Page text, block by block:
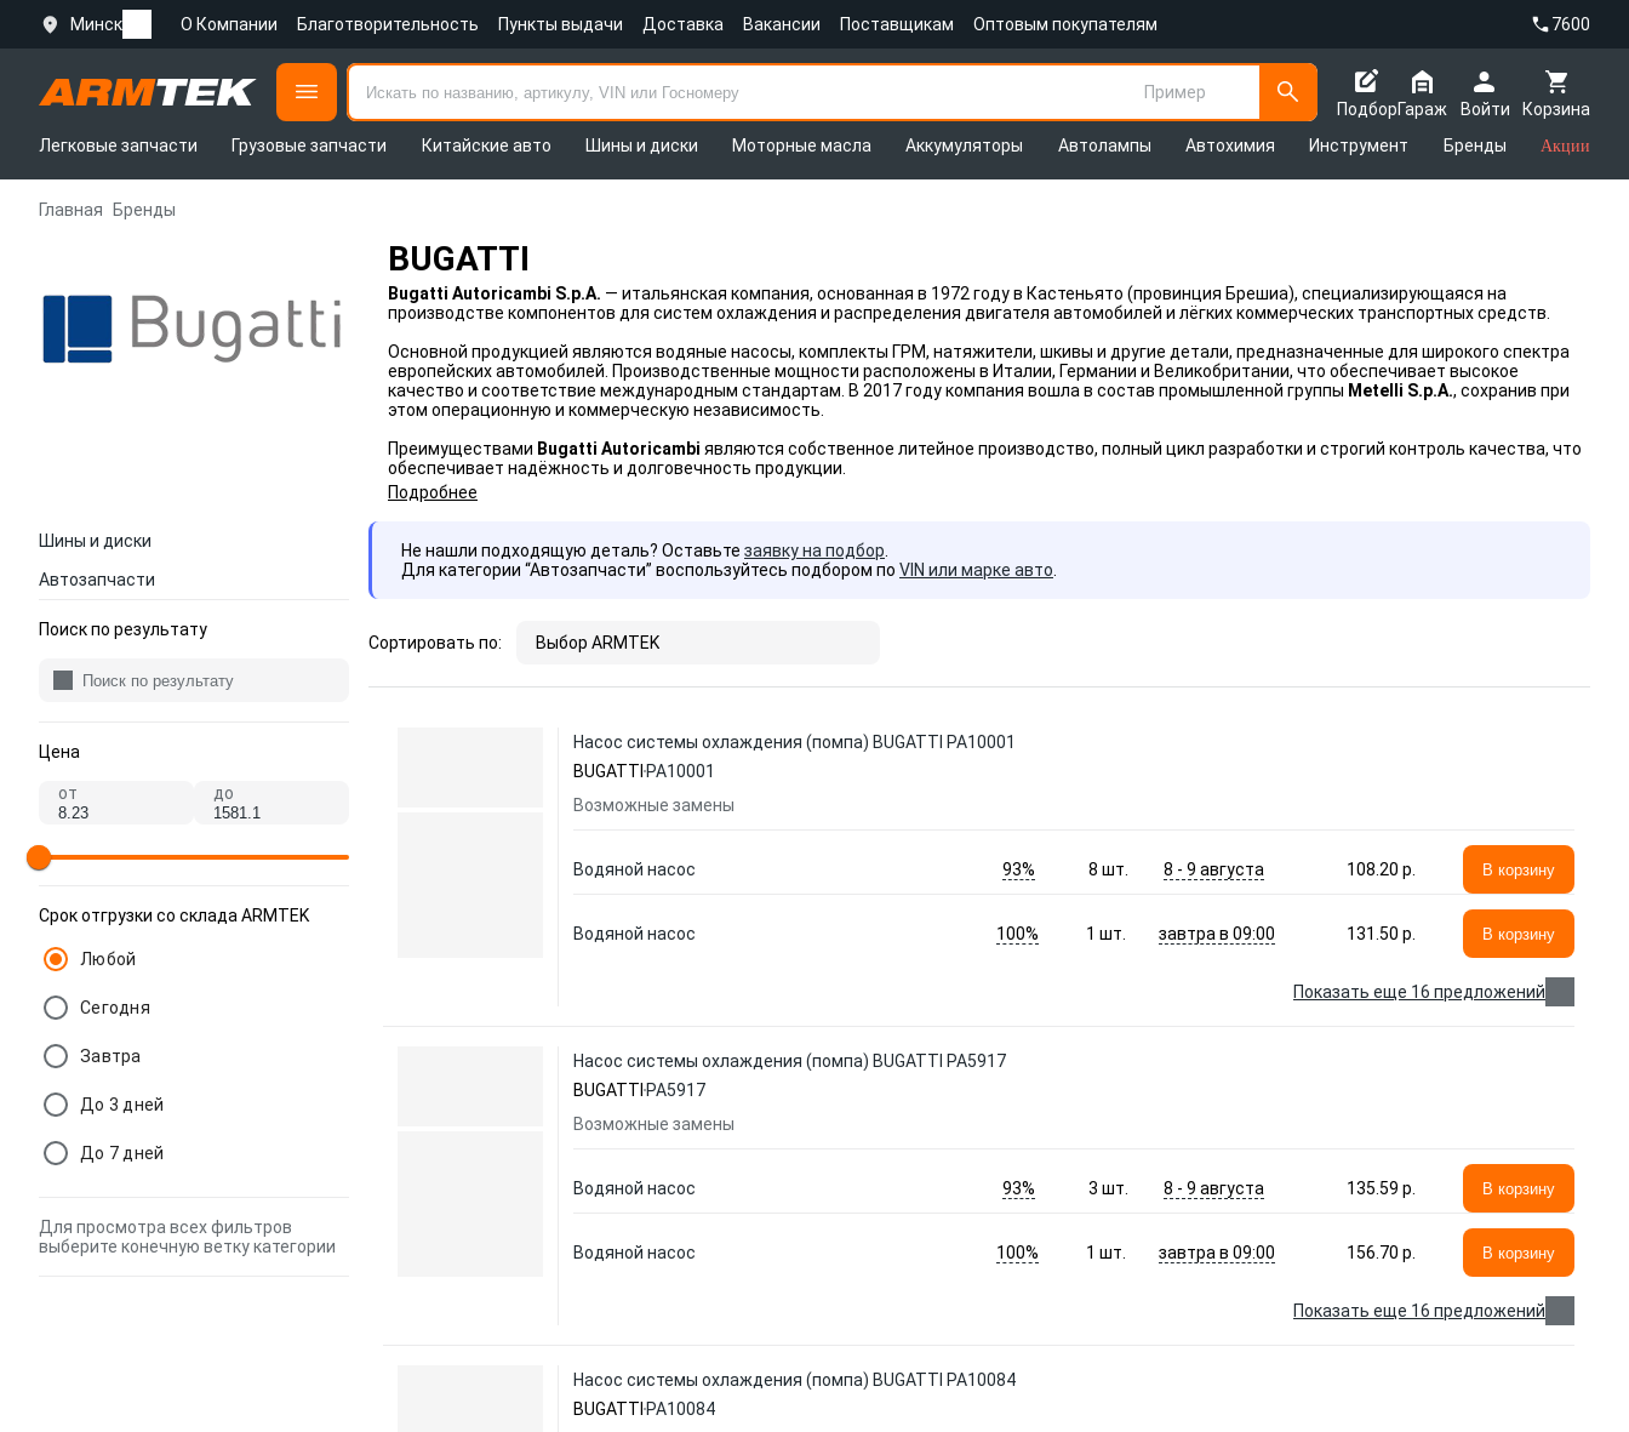
Минск О Компании Благотворительность Пункты выдачи Доставка Вакансии Поставщикам Оптовым покупателям 7600
Пример
Подбор
Корзина
Гараж
Войти
Легковые запчасти
Грузовые запчасти Китайские авто Шины и диски Моторные масла Аккумуляторы Автолампы Автохимия Инструмент Бренды Акции
Главная Бренды
BUGATTI
Bugatti Autoricambi S.p.A. — итальянская компания, основанная в 1972 году в Кастеньято (провинция Брешиа), специализирующаяся на
производстве компонентов для систем охлаждения и распределения двигателя автомобилей и лёгких коммерческих транспортных средств.
Основной продукцией являются водяные насосы, комплекты ГРМ, натяжители, шкивы и другие детали, предназначенные для широкого спектра
европейских автомобилей. Производственные мощности расположены в Италии, Германии и Великобритании, что обеспечивает высокое
качество и соответствие международным стандартам. В 2017 году компания вошла в состав промышленной группы Metelli S.p.A., сохранив при
этом операционную и коммерческую независимость.
Преимуществами Bugatti Autoricambi являются собственное литейное производство, полный цикл разработки и строгий контроль качества, что
обеспечивает надёжность и долговечность продукции.
Подробнее
Шины и диски
Автозапчасти
Поиск по результату
Цена
от до
Срок отгрузки со склада ARMTEK
Любой
Сегодня
Завтра
До 3 дней
До 7 дней
Для просмотра всех фильтров
выберите конечную ветку категории
Не нашли подходящую деталь? Оставьте заявку на подбор
Для категории “Автозапчасти” воспользуйтесь подбором по VIN или марке авто
Сортировать по: Выбор ARMTEK
Насос системы охлаждения (помпа) BUGATTI PA10001
BUGATTI PA10001
Возможные замены
Водяной насос 93% 8шт. 8 - 9 августа 108.20 p. В корзину
Водяной насос 100% 1шт. завтра в 09:00 131.50 p. В корзину
Показать еще 16 предложений
Насос системы охлаждения (помпа) BUGATTI PA5917
BUGATTI PA5917
Возможные замены
Водяной насос 93% 3шт. 8 - 9 августа 135.59 p. В корзину
Водяной насос 100% 1шт. завтра в 09:00 156.70 p. В корзину
Показать еще 16 предложений
Насос системы охлаждения (помпа) BUGATTI PA10084
BUGATTI PA10084